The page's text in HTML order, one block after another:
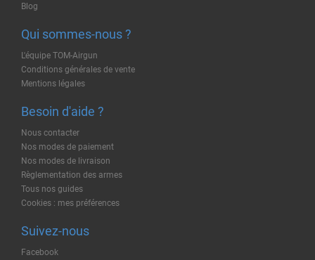
Blog
Qui sommes-nous ?
L'équipe TOM-Airgun
Conditions générales de vente
Mentions légales
Besoin d'aide ?
Nous contacter
Nos modes de paiement
Nos modes de livraison
Règlementation des armes
Tous nos guides
Cookies : mes préférences
Suivez-nous
Facebook